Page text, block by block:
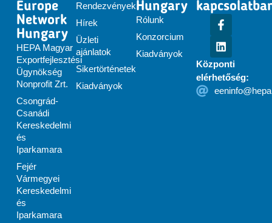
Europe
Network
Hungary
HEPA Magyar
Exportfejlesztési
Ügynökség
Nonprofit Zrt.
Csongrád-
Csanádi
Kereskedelmi
és
Iparkamara
Fejér
Vármegyei
Kereskedelmi
és
Iparkamara
Rendezvények
Hírek
Üzleti
ajánlatok
Sikertörténetek
Kiadványok
Hungary
Rólunk
Konzorcium
Kiadványok
Központi
elérhetőség: